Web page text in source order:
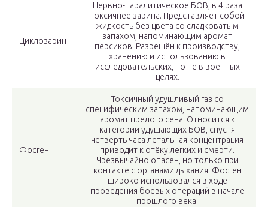
Циклозарин
Нервно-паралитическое БОВ, в 4 раза
токсичнее зарина. Представляет собой
жидкость без цвета со сладковатым
запахом, напоминающим аромат
персиков. Разрешён к производству,
хранению и использованию в
исследовательских, но не в военных
целях.
Фосген
Токсичный удушливый газ со
специфическим запахом, напоминающим
аромат прелого сена. Относится к
категории удушающих БОВ, спустя
четверть часа летальная концентрация
приводит к отёку лёгких и смерти.
Чрезвычайно опасен, но только при
контакте с органами дыхания. Фосген
широко использовался в ходе
проведения боевых операций в начале
прошлого века.